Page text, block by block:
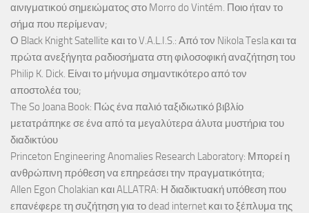
αινιγματικού σημειώματος στο Morro do Vintém. Ποιο ήταν το
σήμα που περίμεναν;
Ο Black Knight Satellite και το V.A.L.I.S.: Από τον Nikola Tesla και τα
πρώτα ανεξήγητα ραδιοσήματα στη φιλοσοφική αναζήτηση του
Philip K. Dick. Είναι το μήνυμα σημαντικότερο από τον
αποστολέα του;
The So Joana Book: Πώς ένα παλιό ταξιδιωτικό βιβλίο
μετατράπηκε σε ένα από τα μεγαλύτερα άλυτα μυστήρια του
διαδικτύου
Princeton Engineering Anomalies Research Laboratory: Μπορεί η
ανθρώπινη πρόθεση να επηρεάσει την πραγματικότητα;
Allen Egon Cholakian και ALLATRA: Η διαδικτυακή υπόθεση που
επανέφερε τη συζήτηση για το dead internet και το ξέπλυμα της